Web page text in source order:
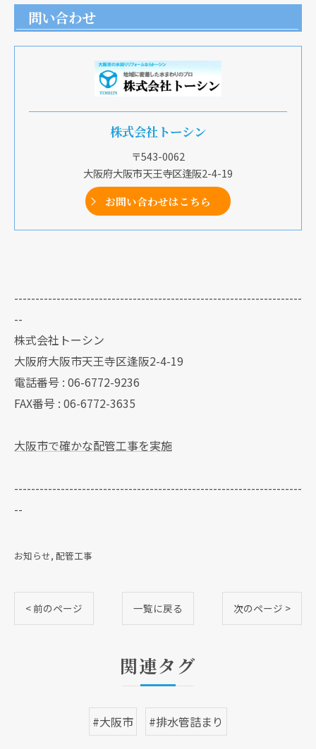
問い合わせ
株式会社トーシン
〒543-0062
大阪府大阪市天王寺区逢阪2-4-19
お問い合わせはこちら
--------------------------------------------------------------------
--
株式会社トーシン
大阪府大阪市天王寺区逢阪2-4-19
電話番号 : 06-6772-9236
FAX番号 : 06-6772-3635
大阪市で確かな配管工事を実施
--------------------------------------------------------------------
--
お知らせ 配管工事
< 前のページ 一覧に戻る 次のページ >
関連タグ
#大阪市 #排水管詰まり